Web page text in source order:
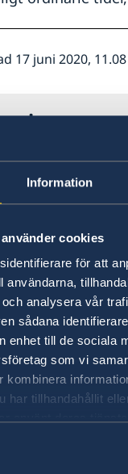
Information
cookies
för att
användarna,
analysera vår
sådana
enhet till de sociala
som vi
kombinera
har tillhandahållit
17 juni 2020, 11.08
25
Suecia
25
telefonväxel